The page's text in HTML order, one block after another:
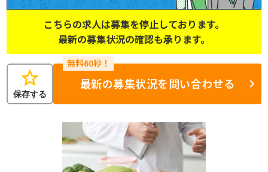
こちらの求人は募集を停止しております。
最新の募集状況の確認も承ります。
star
保存する
最新の募集状況を問い合わせる